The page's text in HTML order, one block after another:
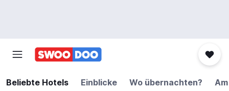
Beliebte Hotels Einblicke Wo übernachten?